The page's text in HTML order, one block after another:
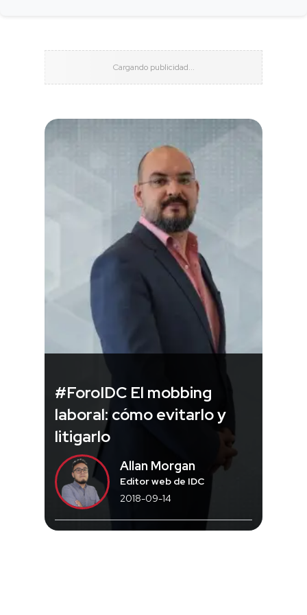
#ForoIDC El mobbing
laboral: cómo evitarlo y
litigarlo
Allan Morgan
Editor web de IDC
2018-09-14